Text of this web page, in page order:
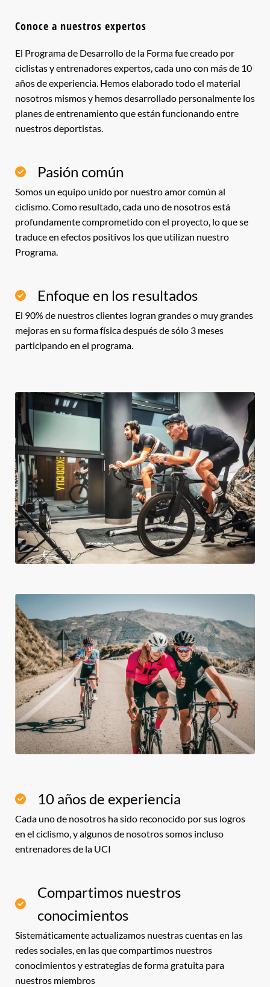
Conoce a nuestros expertos
El Programa de Desarrollo de la Forma fue creado por
ciclistas y entrenadores expertos, cada uno con más de 10
años de experiencia. Hemos elaborado todo el material
nosotros mismos y hemos desarrollado personalmente los
planes de entrenamiento que están funcionando entre
nuestros deportistas.
Pasión común
Somos un equipo unido por nuestro amor común al
ciclismo. Como resultado, cada uno de nosotros está
profundamente comprometido con el proyecto, lo que se
traduce en efectos positivos los que utilizan nuestro
Programa.
Enfoque en los resultados
El 90% de nuestros clientes logran grandes o muy grandes
mejoras en su forma física después de sólo 3 meses
participando en el programa.
10 años de experiencia
Cada uno de nosotros ha sido reconocido por sus logros
en el ciclismo, y algunos de nosotros somos incluso
entrenadores de la UCI
Compartimos nuestros
conocimientos
Sistemáticamente actualizamos nuestras cuentas en las
redes sociales, en las que compartimos nuestros
conocimientos y estrategias de forma gratuita para
nuestros miembros